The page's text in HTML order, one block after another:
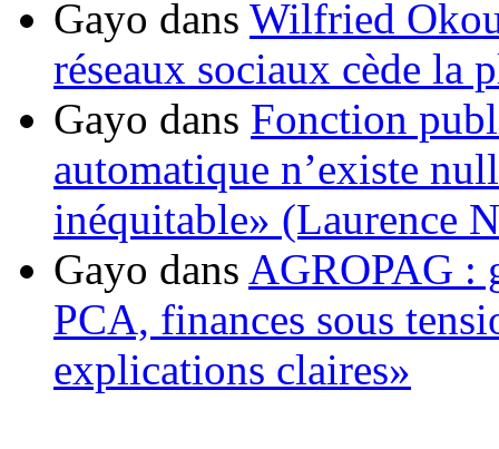
Gayo dans Wilfried
réseaux sociaux cède la
Gayo dans Fonction
automatique n’existe
inéquitable» (Laurence
Gayo dans AGROPAG :
PCA, finances sous
explications claires»